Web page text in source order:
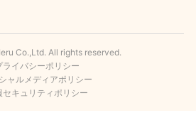
Co.,Ltd. All rights reserved.
ライバシーポリシー
ャルメディアポリシー
セキュリティポリシー